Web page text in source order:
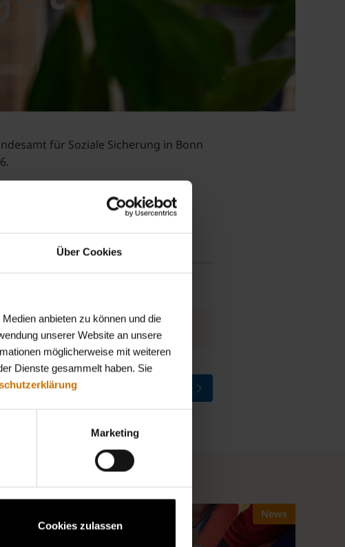
Über Cookies
anbieten zu können und die
unserer Website an unsere
möglicherweise mit weiteren
Dienste gesammelt haben. Sie
Marketing
Cookies zulassen
für Soziale Sicherung in Bonn
bzw. im Internet
BKK firmus künftig nicht mehr
Gemeinsam in die Zukunft:
News